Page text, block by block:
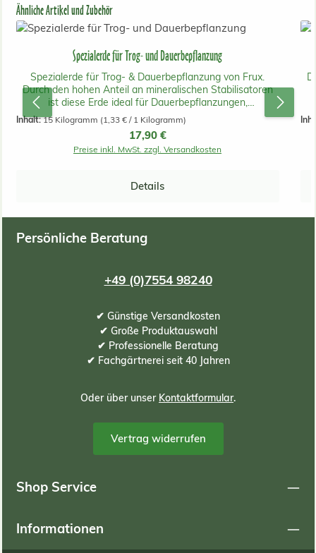
Produktgalerie überspringen
Ähnliche Artikel und Zubehör
Spezialerde für Trog- und Dauerbepflanzung
Spezialerde für Trog- & Dauerbepflanzung von Frux.
Durch den hohen Anteil an mineralischen Stabilisatoren
ist diese Erde ideal für Dauerbepflanzungen,
Innenraumbegrünungen und die Bepflanzung von
Großgefäßen mit Pflanzeinsatz und
Bewässerungssystem geeignet. Die Erde ist so
zusammengesetzt, dass sie langfristig nicht
ebenso als strukturstabiler Unterbau in Hochbeeten zu
Inhalt:15 Kilogramm (1,33 € / 1 Kilogramm)
Regulärer Preis:
17,90 €
Preise inkl. MwSt. zzgl. Versandkosten
Details
Persönliche Beratung
+49 (0)7554 98240
✔ Günstige Versandkosten
✔ Große Produktauswahl
✔ Professionelle Beratung
✔ Fachgärtnerei seit 40 Jahren
Oder über unser Kontaktformular.
Vertrag widerrufen
Shop Service
Informationen